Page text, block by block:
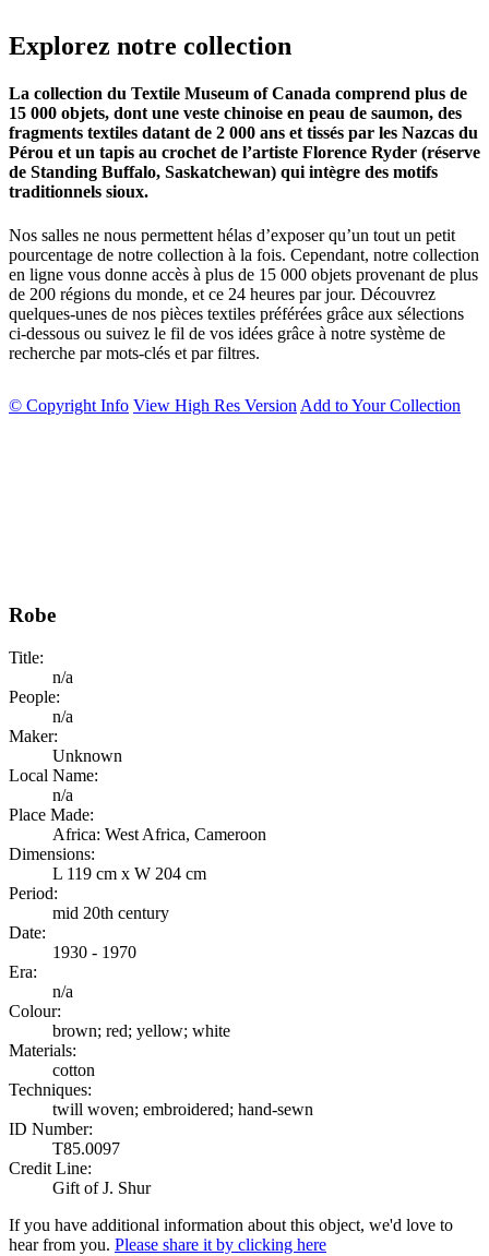
Explorez notre collection
La collection du Textile Museum of Canada comprend plus de
15 000 objets, dont une veste chinoise en peau de saumon, des
fragments textiles datant de 2 000 ans et tissés par les Nazcas du
Pérou et un tapis au crochet de l’artiste Florence Ryder (réserve
de Standing Buffalo, Saskatchewan) qui intègre des motifs
traditionnels sioux.
Nos salles ne nous permettent hélas d’exposer qu’un tout un petit
pourcentage de notre collection à la fois. Cependant, notre collection
en ligne vous donne accès à plus de 15 000 objets provenant de plus
de 200 régions du monde, et ce 24 heures par jour. Découvrez
quelques-unes de nos pièces textiles préférées grâce aux sélections
ci-dessous ou suivez le fil de vos idées grâce à notre système de
recherche par mots-clés et par filtres.
© Copyright Info View High Res Version Add to Your Collection
Robe
Title:
n/a
People:
n/a
Maker:
Unknown
Local Name:
n/a
Place Made:
Africa: West Africa, Cameroon
Dimensions:
L 119 cm x W 204 cm
Period:
mid 20th century
Date:
1930 - 1970
Era:
n/a
Colour:
brown; red; yellow; white
Materials:
cotton
Techniques:
twill woven; embroidered; hand-sewn
ID Number:
T85.0097
Credit Line:
Gift of J. Shur
If you have additional information about this object, we'd love to
hear from you. Please share it by clicking here